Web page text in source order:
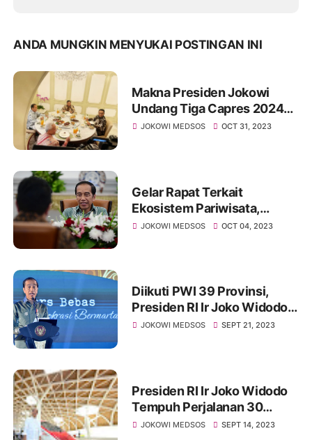
ANDA MUNGKIN MENYUKAI POSTINGAN INI
Makna Presiden Jokowi
Undang Tiga Capres 2024
Makan Malam Satu Meja
JOKOWI MEDSOS OCT 31, 2023
Gelar Rapat Terkait
Ekosistem Pariwisata,
Presiden Instruksikan
JOKOWI MEDSOS OCT 04, 2023
Diikuti PWI 39 Provinsi,
Presiden RI Ir Joko Widodo
Direncanakan Buka Kongres
JOKOWI MEDSOS SEPT 21, 2023
Presiden RI Ir Joko Widodo
Tempuh Perjalanan 30
Menit dari Jakarta Ke
JOKOWI MEDSOS SEPT 14, 2023